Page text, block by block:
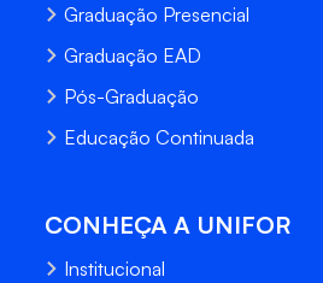
Graduação Presencial
Graduação EAD
Pós-Graduação
Educação Continuada
CONHEÇA A UNIFOR
Institucional